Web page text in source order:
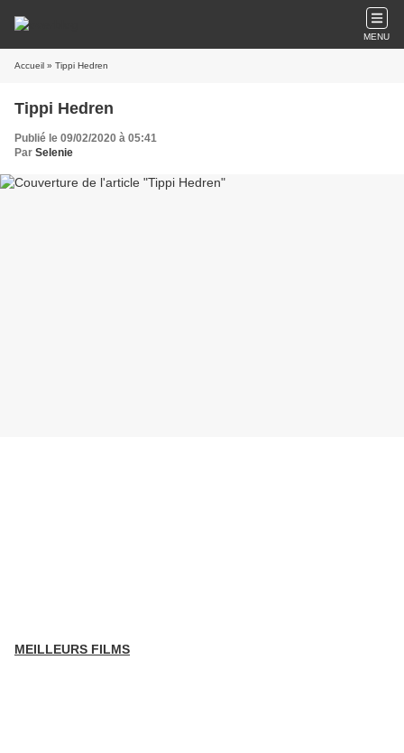
MENU
Accueil » Tippi Hedren
Tippi Hedren
Publié le 09/02/2020 à 05:41
Par Selenie
MEILLEURS FILMS